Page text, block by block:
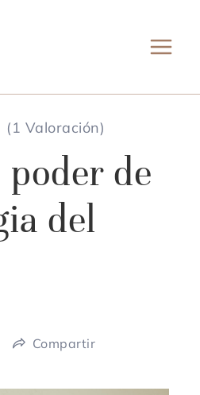
(1 Valoración)
poder de
del
Compartir